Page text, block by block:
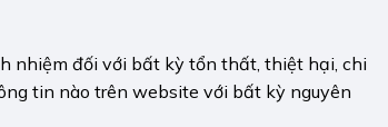
nhiệm đối với bất kỳ tổn thất, thiệt hại, chi
tin nào trên website với bất kỳ nguyên